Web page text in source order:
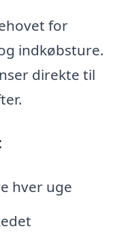
for
indkøbsture.
direkte til
hver uge